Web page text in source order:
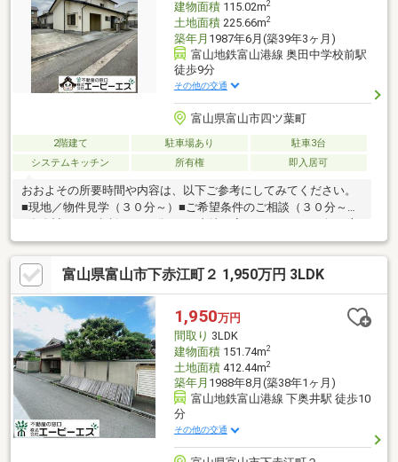
建物面積115.02m2
土地面積225.66m2
築年月 1987年6月(築39年3ヶ月)
富山地鉄富山港線 奥田中学校前駅
徒歩9分
その他の交通
富山県富山市四ツ葉町
2階建て 駐車場あり
駐車3台
システムキッチン
所有権 即入居可
おおよその所要時間や内容は、以下ご参考にしてみてください。
■現地／物件見学（３０分～）■ご希望条件のご相談（３０分～）
■資金計画のご相談（３０分～）■土地・家・マンションの探し方
のご相談（３０分～）■会社の強みのご紹介（３０分～）■持家を
お持ちの方のお住み替えのご相談（３０分～）マイホーム購入は
人生の大切なご決断です。気になる点は何でもお気軽にご相談く
ださい。当社スタッフが、ご納得頂けるまでご相談をお受けいた
します。【0120-011-768】へお電話いただくか、【オレンジ色資
料請求（無料）ボタン】【赤色見学予約をする（無料）ボタン】
よりお問い合わせください。
富山県富山市下赤江町２ 1,950万円 3LDK
1,950万円
間取り 3LDK
建物面積151.74m2
土地面積412.44m2
築年月 1988年8月(築38年1ヶ月)
富山地鉄富山港線 下奥井駅 徒歩10
分
その他の交通